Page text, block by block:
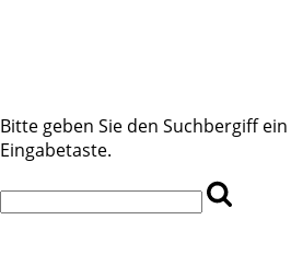
Bitte geben Sie den Suchbergiff
Eingabetaste.